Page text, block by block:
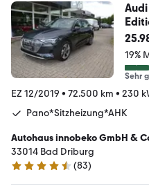
19%
Sehr
EZ 12/2019 • 72.500 km • 230
Pano*Sitzheizung*AHK
Autohaus innobeko GmbH &
Begeisterung-Kompetenz
33014 Bad Driburg
4.6 Sterne
(83)